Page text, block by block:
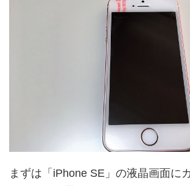
まずは「iPhone SE」の液晶画面に